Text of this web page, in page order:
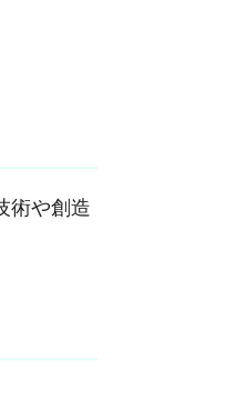
術や創造